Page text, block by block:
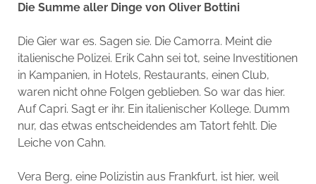
Die Summe aller Dinge von Oliver Bottini
Die Gier war es. Sagen sie. Die Camorra. Meint die
italienische Polizei. Erik Cahn sei tot, seine Investitionen
in Kampanien, in Hotels, Restaurants, einen Club,
waren nicht ohne Folgen geblieben. So war das hier.
Auf Capri. Sagt er ihr. Ein italienischer Kollege. Dumm
nur, das etwas entscheidendes am Tatort fehlt. Die
Leiche von Cahn.
Vera Berg, eine Polizistin aus Frankfurt, ist hier, weil